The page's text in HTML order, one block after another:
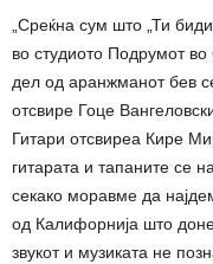
„Среќна сум што „Ти
во студиото Подрумот во
дел од аранжманот бев
отсвире Гоце
Гитари отсвиреа Кире
гитарата и тапаните се
секако моравме да
од Калифорнија што
звукот и музиката не